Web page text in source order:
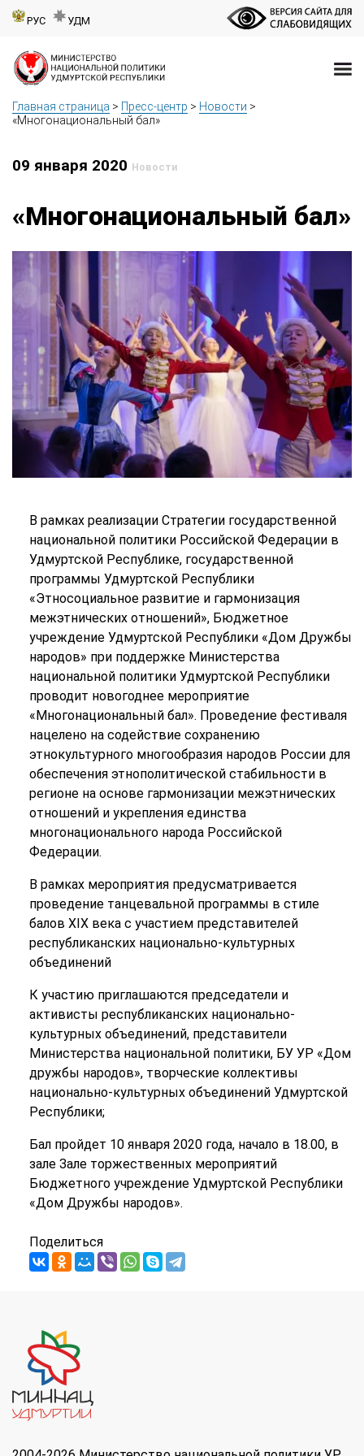
РУС УДМ
Главная страница > Пресс-центр > Новости >
«Многонациональный бал»
09 января 2020 Новости
«Многонациональный бал»
В рамках реализации Стратегии государственной
национальной политики Российской Федерации в
Удмуртской Республике, государственной
программы Удмуртской Республики
«Этносоциальное развитие и гармонизация
межэтнических отношений», Бюджетное
учреждение Удмуртской Республики «Дом Дружбы
народов» при поддержке Министерства
национальной политики Удмуртской Республики
проводит новогоднее мероприятие
«Многонациональный бал». Проведение фестиваля
нацелено на содействие сохранению
этнокультурного многообразия народов России для
обеспечения этнополитической стабильности в
регионе на основе гармонизации межэтнических
отношений и укрепления единства
многонационального народа Российской
Федерации.
В рамках мероприятия предусматривается
проведение танцевальной программы в стиле
балов XIX века с участием представителей
республиканских национально-культурных
объединений
К участию приглашаются председатели и
активисты республиканских национально-
культурных объединений, представители
Министерства национальной политики, БУ УР «Дом
дружбы народов», творческие коллективы
национально-культурных объединений Удмуртской
Республики;
Бал пройдет 10 января 2020 года, начало в 18.00, в
зале Зале торжественных мероприятий
Бюджетного учреждение Удмуртской Республики
«Дом Дружбы народов».
Поделиться